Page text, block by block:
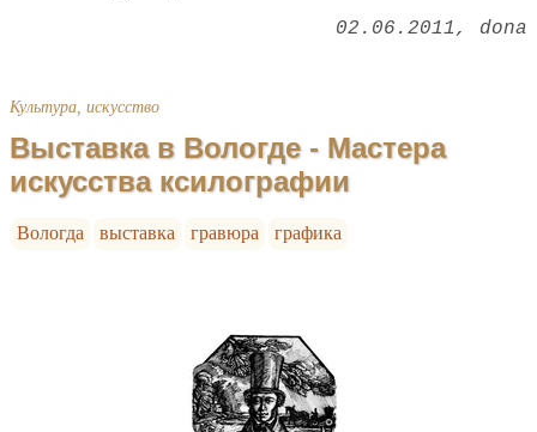
02.06.2011 dona
Культура, искусство
Выставка в Вологде - Мастера
искусства ксилографии
Вологда выставка гравюра графика